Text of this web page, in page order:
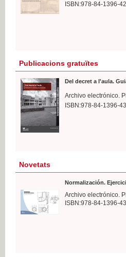
ISBN:978-84-1396-
Publicacions gratuïtes
Del decret a l'aula.
Archivo electrónico.
ISBN:978-84-1396-
Novetats
Normalización.
Archivo electrónico.
ISBN:978-84-1396-